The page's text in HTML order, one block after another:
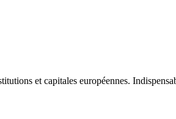
et capitales européennes.